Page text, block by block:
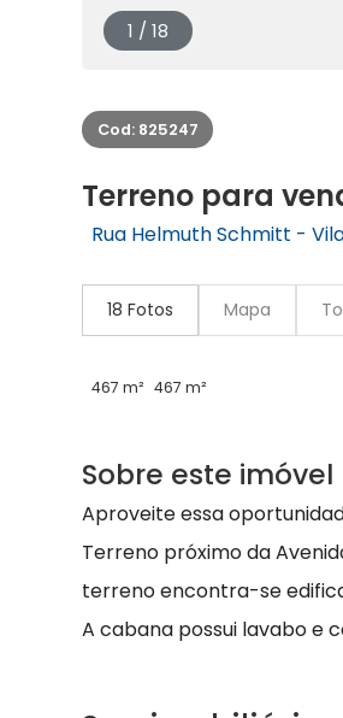
1 / 18
Cod: 825247
Terreno para
Rua Helmuth Schmitt - Vila
18 Fotos Mapa
467 m² 467 m²
Sobre este imóvel
Aproveite essa
Terreno próximo da
terreno encontra-se
A cabana possui lavabo e